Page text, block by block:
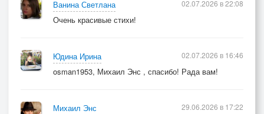
Ванина Светлана
Очень красивые стихи!
02.07.2026 в 22:08
Юдина Ирина
osman1953, Михаил Энс , спасибо! Рада вам!
02.07.2026 в 16:46
Михаил Энс
29.06.2026 в 17:22